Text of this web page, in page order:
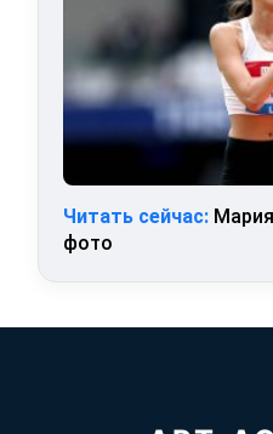
Читать сейчас:
фото